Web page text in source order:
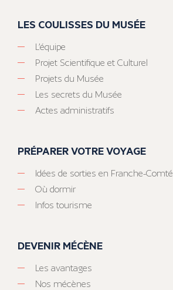
LES COULISSES DU MUSÉE
L’équipe
Projet Scientifique et Culturel
Projets du Musée
Les secrets du Musée
Actes administratifs
PRÉPARER VOTRE VOYAGE
Idées de sorties en Franche-Comté
Où dormir
Infos tourisme
DEVENIR MÉCÈNE
Les avantages
Nos mécènes